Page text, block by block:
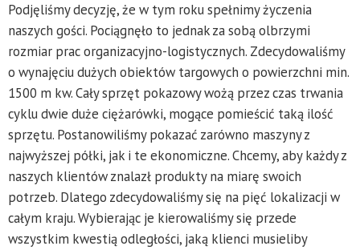
Podjęliśmy decyzję, że w tym roku spełnimy życzenia
naszych gości. Pociągnęło to jednak za sobą olbrzymi
rozmiar prac organizacyjno-logistycznych. Zdecydowaliśmy
o wynajęciu dużych obiektów targowych o powierzchni min.
1500 m kw. Cały sprzęt pokazowy wożą przez czas trwania
cyklu dwie duże ciężarówki, mogące pomieścić taką ilość
sprzętu. Postanowiliśmy pokazać zarówno maszyny z
najwyższej półki, jak i te ekonomiczne. Chcemy, aby każdy z
naszych klientów znalazł produkty na miarę swoich
potrzeb. Dlatego zdecydowaliśmy się na pięć lokalizacji w
całym kraju. Wybierając je kierowaliśmy się przede
wszystkim kwestią odległości, jaką klienci musieliby